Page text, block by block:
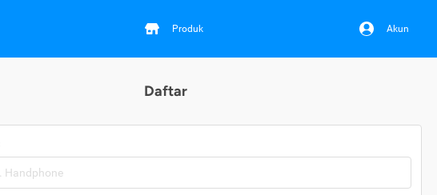
Produk Akun
Daftar